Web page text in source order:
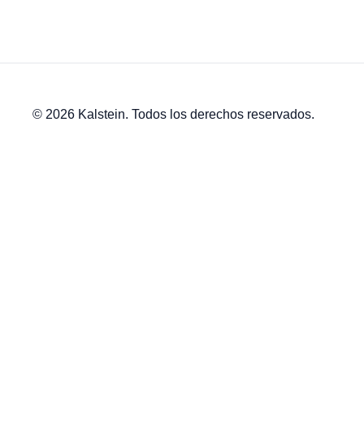
© 2026 Kalstein. Todos los derechos reservados.